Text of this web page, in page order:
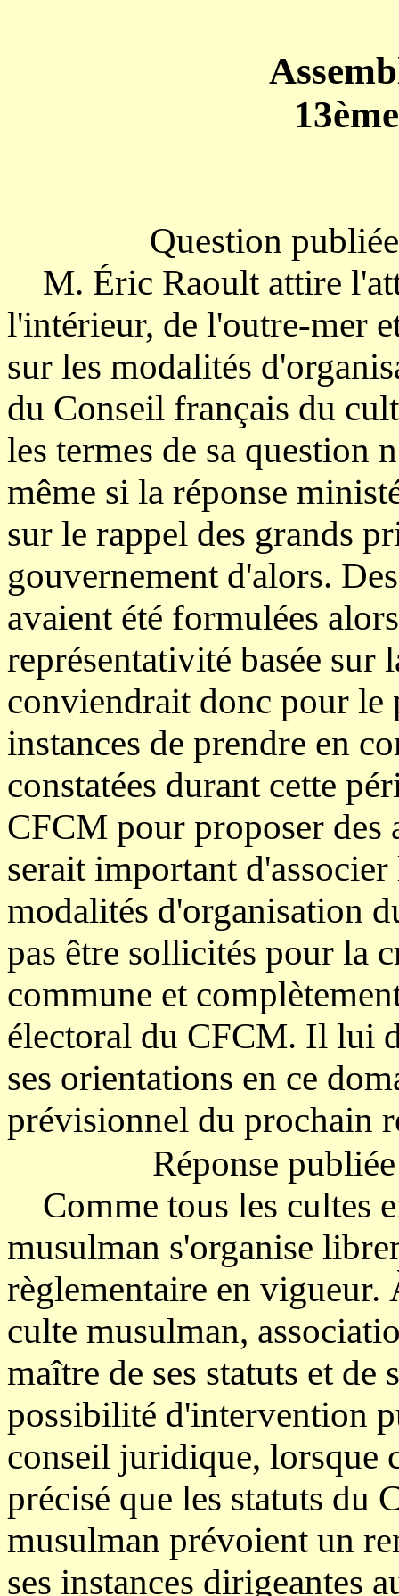
Question
M. Éric Raoult attire
l'intérieur, de l'outre-mer
sur les modalités
du Conseil français du
les termes de sa question
même si la réponse
sur le rappel des grands
gouvernement d'alors.
avaient été formulées
représentativité basée sur
conviendrait donc pour le
instances de prendre en
constatées durant cette
CFCM pour proposer
serait important
modalités d'organisation
pas être sollicités pour la
commune et
électoral du CFCM. Il lui
ses orientations en ce
prévisionnel du prochain
Réponse
Comme tous les cultes
musulman s'organise
règlementaire en
culte musulman,
maître de ses statuts et de
possibilité d'intervention
conseil juridique, lorsque
précisé que les statuts du
musulman prévoient un
ses instances dirigeantes